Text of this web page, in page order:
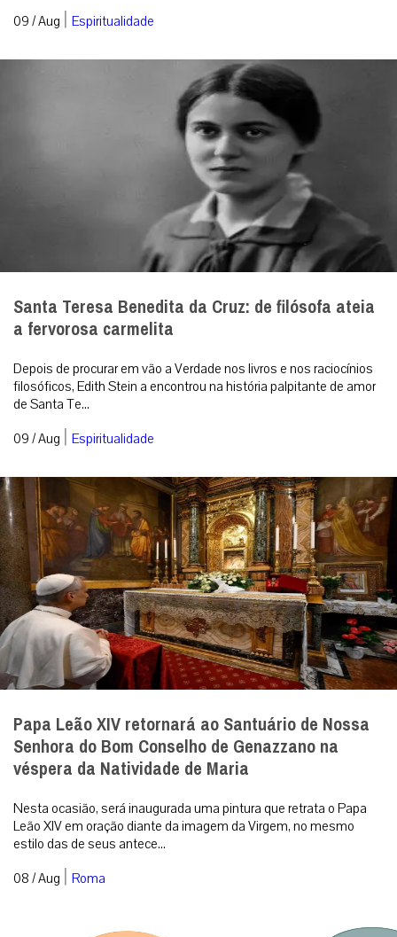
09 / Aug | Espiritualidade
Santa Teresa Benedita da Cruz: de filósofa ateia
a fervorosa carmelita
Depois de procurar em vão a Verdade nos livros e nos raciocínios
filosóficos, Edith Stein a encontrou na história palpitante de amor
de Santa Te...
09 / Aug | Espiritualidade
Papa Leão XIV retornará ao Santuário de Nossa
Senhora do Bom Conselho de Genazzano na
véspera da Natividade de Maria
Nesta ocasião, será inaugurada uma pintura que retrata o Papa
Leão XIV em oração diante da imagem da Virgem, no mesmo
estilo das de seus antece...
08 / Aug | Roma